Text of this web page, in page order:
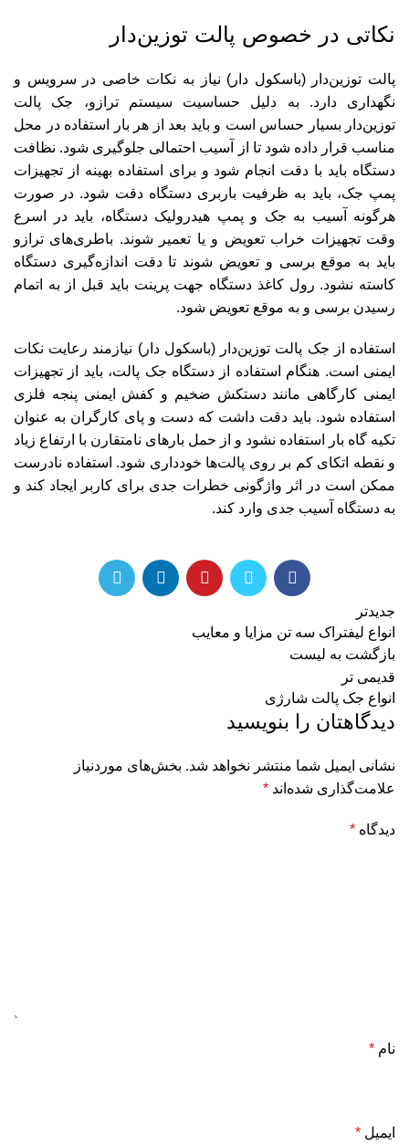
نکاتی در خصوص پالت توزین‌دار
پالت توزین‌دار (باسکول دار) نیاز به نکات خاصی در سرویس و
نگهداری دارد. به دلیل حساسیت سیستم ترازو، جک پالت
توزین‌دار بسیار حساس است و باید بعد از هر بار استفاده در محل
مناسب قرار داده شود تا از آسیب احتمالی جلوگیری شود. نظافت
دستگاه باید با دقت انجام شود و برای استفاده بهینه از تجهیزات
پمپ جک، باید به ظرفیت باربری دستگاه دقت شود. در صورت
هرگونه آسیب به جک و پمپ هیدرولیک دستگاه، باید در اسرع
وقت تجهیزات خراب تعویض و یا تعمیر شوند. باطری‌های ترازو
باید به موقع برسی و تعویض شوند تا دقت اندازه‌گیری دستگاه
کاسته نشود. رول کاغذ دستگاه جهت پرینت باید قبل از به اتمام
رسیدن برسی و به موقع تعویض شود.
استفاده از جک پالت توزین‌دار (باسکول دار) نیازمند رعایت نکات
ایمنی است. هنگام استفاده از دستگاه جک پالت، باید از تجهیزات
ایمنی کارگاهی مانند دستکش ضخیم و کفش ایمنی پنجه فلزی
استفاده شود. باید دقت داشت که دست و پای کارگران به عنوان
تکیه گاه بار استفاده نشود و از حمل بار‌های نامتقارن با ارتفاع زیاد
و نقطه اتکای کم بر روی پالت‌ها خودداری شود. استفاده نادرست
ممکن است در اثر واژگونی خطرات جدی برای کاربر ایجاد کند و
به دستگاه آسیب جدی وارد کند.
جدیدتر
انواع لیفتراک سه تن مزایا و معایب
بازگشت به لیست
قدیمی تر
انواع جک پالت شارژی
دیدگاهتان را بنویسید
نشانی ایمیل شما منتشر نخواهد شد. بخش‌های موردنیاز
علامت‌گذاری شده‌اند *
دیدگاه *
نام *
ایمیل *